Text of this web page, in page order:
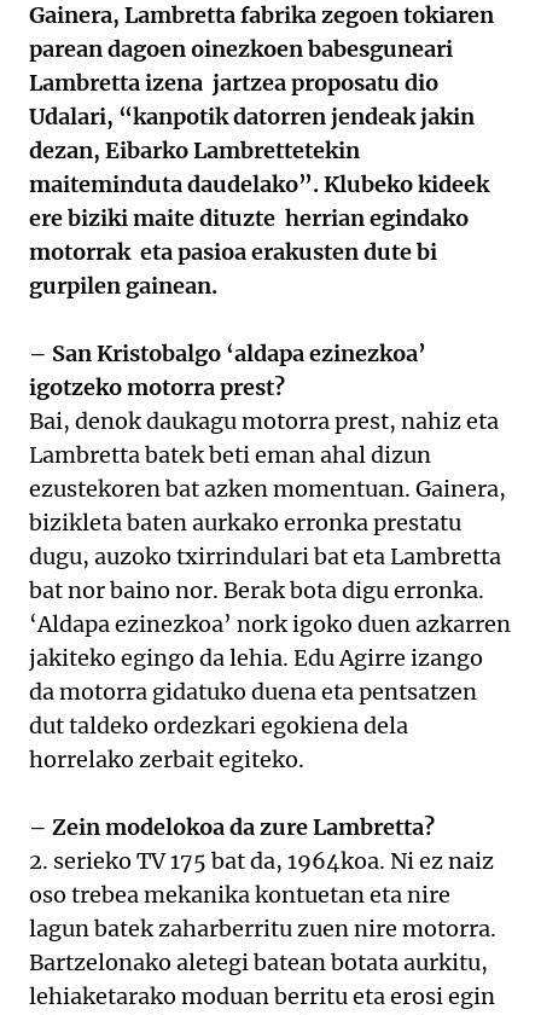
Gainera, Lambretta fabrika zegoen tokiaren
parean dagoen oinezkoen babesguneari
Lambretta izena jartzea proposatu dio
Udalari, “kanpotik datorren jendeak jakin
dezan, Eibarko Lambrettetekin
maiteminduta daudelako”. Klubeko kideek
ere biziki maite dituzte herrian egindako
motorrak eta pasioa erakusten dute bi
gurpilen gainean.
– San Kristobalgo ‘aldapa ezinezkoa’
igotzeko motorra prest?
Bai, denok daukagu motorra prest, nahiz eta
Lambretta batek beti eman ahal dizun
ezustekoren bat azken momentuan. Gainera,
bizikleta baten aurkako erronka prestatu
dugu, auzoko txirrindulari bat eta Lambretta
bat nor baino nor. Berak bota digu erronka.
‘Aldapa ezinezkoa’ nork igoko duen azkarren
jakiteko egingo da lehia. Edu Agirre izango
da motorra gidatuko duena eta pentsatzen
dut taldeko ordezkari egokiena dela
horrelako zerbait egiteko.
– Zein modelokoa da zure Lambretta?
2. serieko TV 175 bat da, 1964koa. Ni ez naiz
oso trebea mekanika kontuetan eta nire
lagun batek zaharberritu zuen nire motorra.
Bartzelonako aletegi batean botata aurkitu,
lehiaketarako moduan berritu eta erosi egin